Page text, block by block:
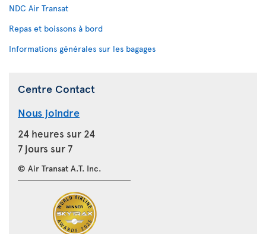
NDC Air Transat
Repas et boissons à bord
Informations générales sur les bagages
Centre Contact
Nous joindre
24 heures sur 24
7 jours sur 7
© Air Transat A.T. Inc.